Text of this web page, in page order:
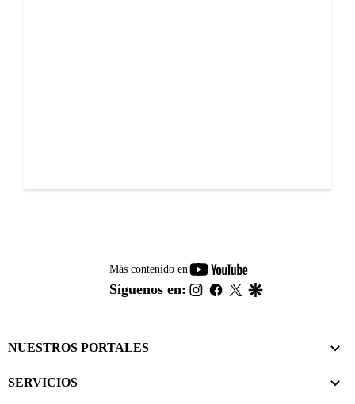
Más contenido en
youtube-
footer
Síguenos en: instagram
facebook
twitter
NUESTROS PORTALES
SERVICIOS